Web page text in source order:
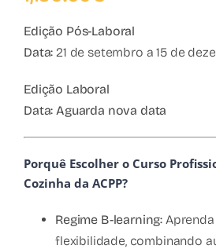
Edição Pós-Laboral
Data: 21 de setembro a 15 de
Edição Laboral
Data: Aguarda nova data
Porquê Escolher o Curso
Cozinha da ACPP?
Regime B-learning:
flexibilidade, combinando